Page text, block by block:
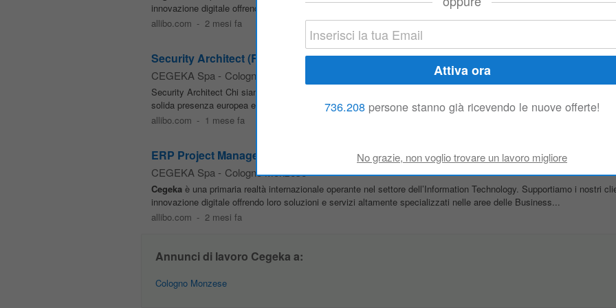
innovazione digitale offrendo loro soluzioni e servizi altamente specializzati nelle aree delle Business...
allibo.com - 2 mesi fa
Security Architect (RIF. DIS.SA)
CEGEKA Spa - Cologno Monzese
Security Architect Chi siamo
è una primaria realtà internazionale operante nel settore dell’Information
solida presenza europea e una crescente espansione globale. Il Gruppo supporta organizzazioni pubbliche e private...
allibo.com - 1 mese fa
ERP Project Manager (D365) (rif. UO-PM)
CEGEKA Spa - Cologno Monzese
Cegekaè una primaria realtà internazionale operante nel settore dell’Information Technology. Supportiamo i nostri
innovazione digitale offrendo loro soluzioni e servizi altamente specializzati nelle aree delle Business...
allibo.com - 2 mesi fa
Annunci di lavoro Cegeka a:
Cologno Monzese
736.208persone stanno già ricevendo le nuove offerte!